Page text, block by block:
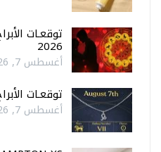
2026
أغسطس 7, 2026
توقعـات الأبراج
أغسطس 7, 2026